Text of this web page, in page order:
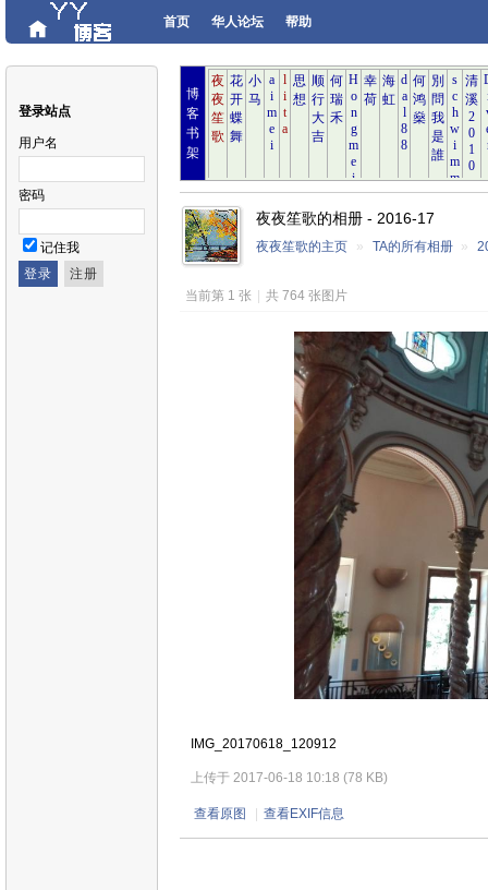
首页 华人论坛 帮助
登录站点
用户名
密码
记住我
博
客
书
架
夜夜笙歌的相册 - 2016-17
夜夜笙歌的主页 » TA的所有相册 »
当前第 1 张 共 764 张图片
IMG_20170618_120912
上传于 2017-06-18 10:18 (78 KB)
查看原图 查看EXIF信息